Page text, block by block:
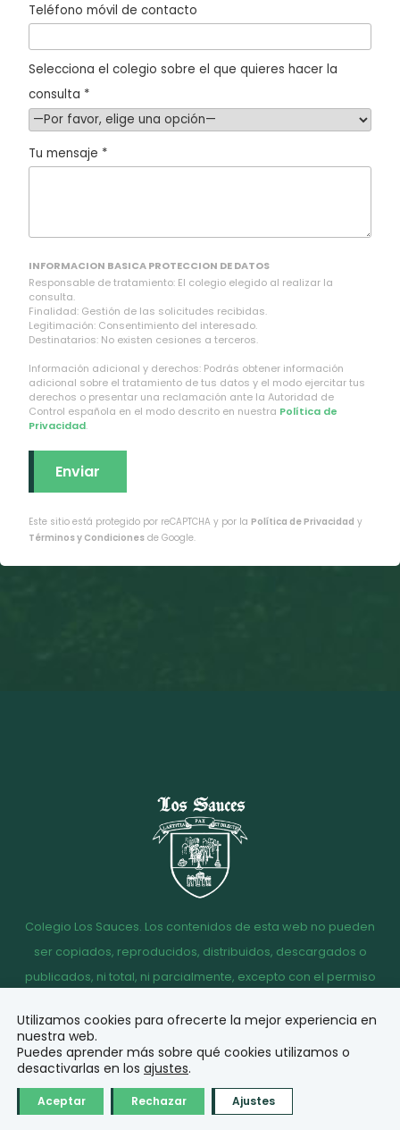
Teléfono móvil de contacto
Selecciona el colegio sobre el que quieres hacer la
consulta *
Tu mensaje *
INFORMACION BASICA PROTECCION DE DATOS
Responsable de tratamiento: El colegio elegido al realizar la
consulta.
Finalidad: Gestión de las solicitudes recibidas.
Legitimación: Consentimiento del interesado.
Destinatarios: No existen cesiones a terceros.
Información adicional y derechos: Podrás obtener información
adicional sobre el tratamiento de tus datos y el modo ejercitar tus
derechos o presentar una reclamación ante la Autoridad de
Control española en el modo descrito en nuestra Política de
Privacidad.
Este sitio está protegido por reCAPTCHA y por la Política de Privacidad y
Términos y Condiciones de Google.
Colegio Los Sauces. Los contenidos de esta web no pueden
ser copiados, reproducidos, distribuidos, descargados o
publicados, ni total, ni parcialmente, excepto con el permiso
Aviso
legal
Política de
Privacidad
Política de
Cookies
Acceso
© Diseño y desarrollo
Utilizamos cookies para ofrecerte la mejor experiencia en
nuestra web.
Puedes aprender más sobre qué cookies utilizamos o
desactivarlas en los ajustes.
Aceptar Rechazar Ajustes